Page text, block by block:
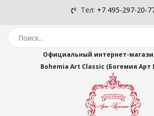
Тел: +7 495-297-20-
Официальный интернет-
Bohemia Art Classic (Богемия Арт